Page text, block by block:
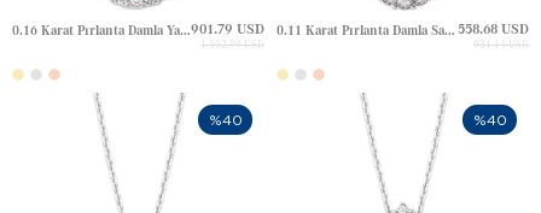
0.16 Karat Pırlanta Damla Yakut Halo Altın Kolye901.79 USD
1,502.99 USD
0.11 Karat Pırlanta Damla Safir Halo Altın Kolye 558.68 USD
931.14 USD
%40 %40